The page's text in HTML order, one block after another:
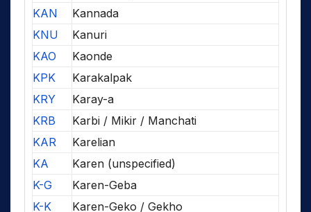
KAN
Kannada
KNU
Kanuri
KAO
Kaonde
KPK
Karakalpak
KRY
Karay-a
KRB
Karbi / Mikir / Manchati
KAR
Karelian
KA
Karen (unspecified)
K-G
Karen-Geba
K-K
Karen-Geko / Gekho